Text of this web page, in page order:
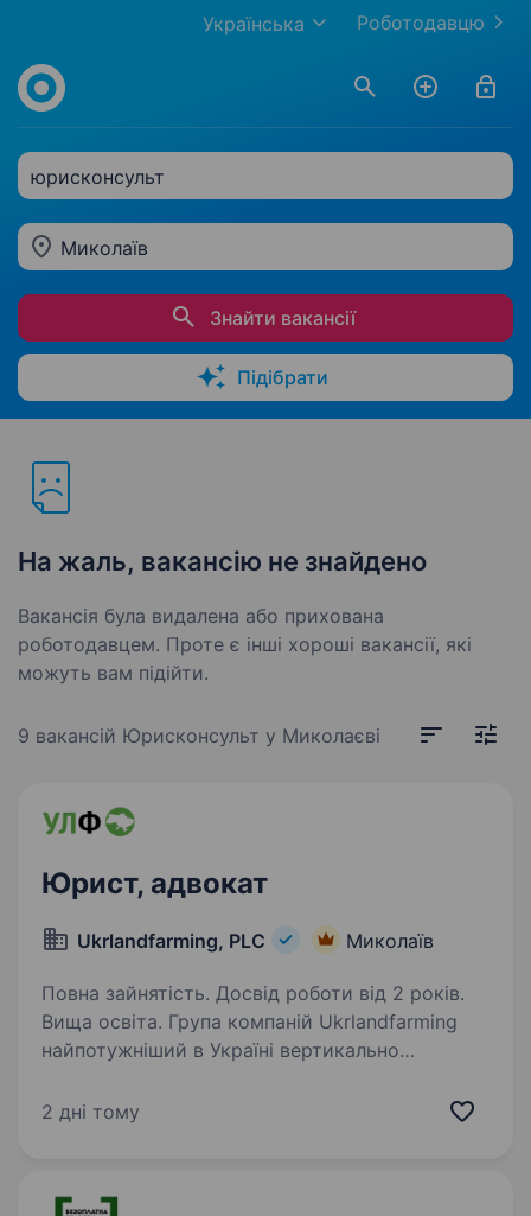
Роботодавцю
Українська
юрисконсульт
Миколаїв
Знайти вакансії
Підібрати
На жаль, вакансію не знайдено
Вакансія була видалена або прихована
роботодавцем. Проте є інші хороші вакансії, які
можуть вам підійти.
9 вакансій Юрисконсульт у Миколаєві
Юрист, адвокат
Ukrlandfarming, PLC Миколаїв
Повна зайнятість. Досвід роботи від 2 років.
Вища освіта. Група компаній Ukrlandfarming
найпотужніший в Україні вертикально
який є лідером в більшості напрямків
2 дні тому